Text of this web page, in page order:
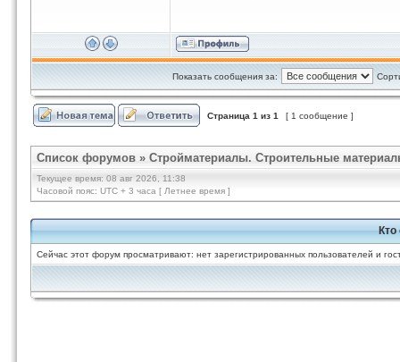
Показать сообщения за:
Страница 1 из 1 [ 1 сообщение ]
Список форумов » Стройматериалы. Строительные
Текущее время: 08 авг 2026, 11:38
Часовой пояс: UTC + 3 часа [ Летнее время ]
Кто
Сейчас этот форум просматривают: нет зарегистрированных пользователей и